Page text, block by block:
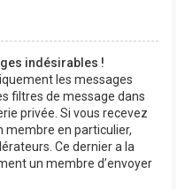
indésirables !
les messages
filtres de message dans
privée. Si vous recevez
membre en particulier,
Ce dernier a la
un membre d’envoyer